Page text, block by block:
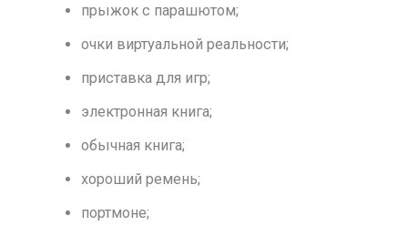
прыжок с парашютом;
очки виртуальной реальности;
приставка для игр;
электронная книга;
обычная книга;
хороший ремень;
портмоне;